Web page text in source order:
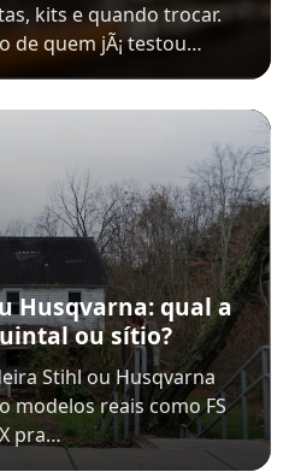
kits e quando trocar.
de quem jÃ¡ testou…
Husqvarna: qual a
ou sítio?
Stihl ou Husqvarna
modelos reais como FS
pra…